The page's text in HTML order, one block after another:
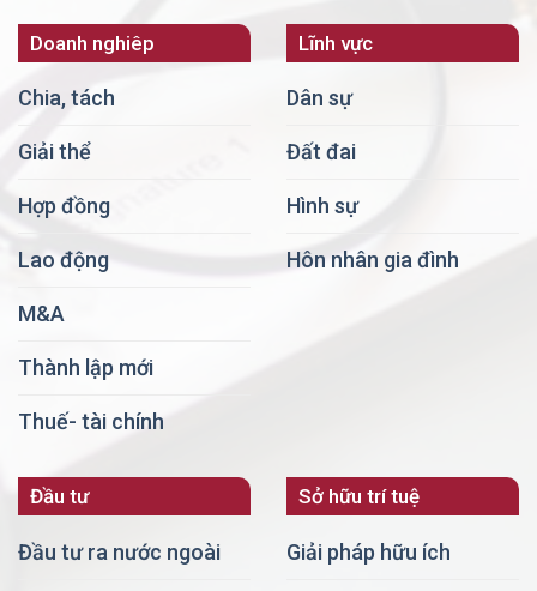
Doanh nghiêp
Chia, tách
Giải thể
Hợp đồng
Lao động
M&A
Thành lập mới
Thuế- tài chính
Lĩnh vực
Dân sự
Đất đai
Hình sự
Hôn nhân gia đình
Đầu tư
Đầu tư ra nước ngoài
Sở hữu trí tuệ
Giải pháp hữu ích